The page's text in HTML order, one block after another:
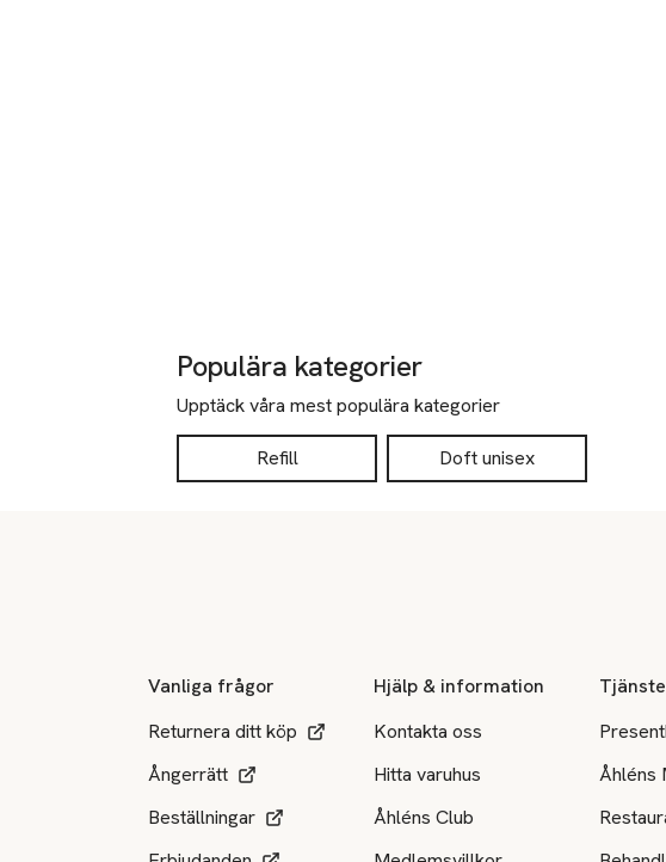
Populära kategorier
Upptäck våra mest populära kategorier
Refill Doft unisex
Vanliga frågor
Returnera ditt köp
Ångerrätt
Beställningar
Hjälp & information
Kontakta oss
Hitta varuhus
Åhléns Club
Åhléns